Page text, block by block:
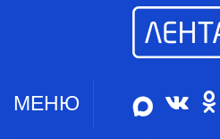
МЕНЮ